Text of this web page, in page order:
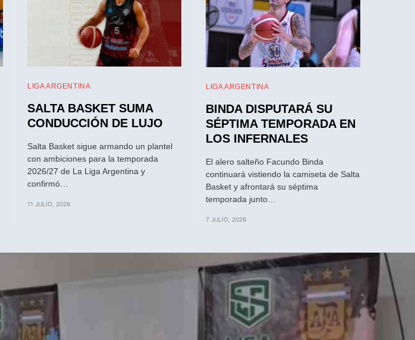
LIGA ARGENTINA
SALTA BASKET SUMA
CONDUCCIÓN DE LUJO
Salta Basket sigue armando un plantel
con ambiciones para la temporada
2026/27 de La Liga Argentina y
confirmó…
11 JULIO, 2026
LIGA ARGENTINA
BINDA DISPUTARÁ SU
SÉPTIMA TEMPORADA EN
LOS INFERNALES
El alero salteño Facundo Binda
continuará vistiendo la camiseta de Salta
Basket y afrontará su séptima
temporada junto…
7 JULIO, 2026